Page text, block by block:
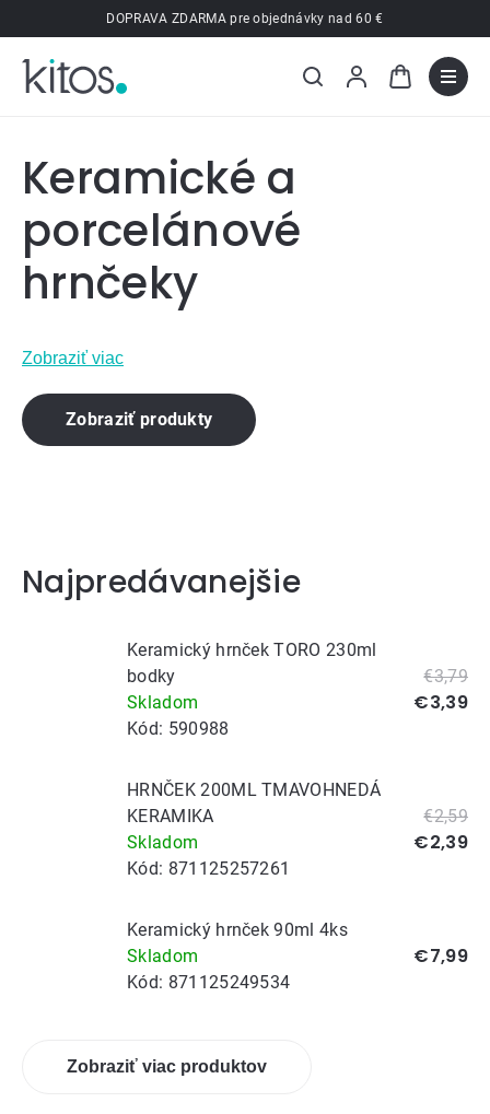
na
obsah
DOPRAVA ZDARMA pre objednávky nad 60 €
Keramické a
porcelánové
hrnčeky
Zobraziť viac
Zobraziť produkty
Najpredávanejšie
Keramický hrnček TORO 230ml
bodky
Skladom
Kód: 590988
€3,79
€3,39
HRNČEK 200ML TMAVOHNEDÁ
KERAMIKA
Skladom
Kód: 871125257261
€2,59
€2,39
Keramický hrnček 90ml 4ks
Skladom
Kód: 871125249534
€7,99
Zobraziť viac produktov